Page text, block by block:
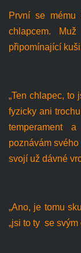
První se mému
chlapcem.
připomínající
„Ten chlapec,
fyzicky ani
temperament
poznávám
svojí už dávné
„Ano, je tomu
„jsi to ty se svým